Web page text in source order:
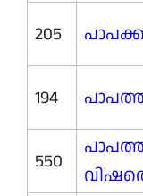
205
194
550